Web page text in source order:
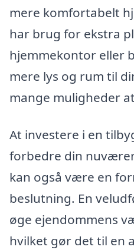
mere komfortabelt
har brug for ekstra
hjemmekontor eller
mere lys og rum til
mange muligheder
At investere i en
forbedre din
kan også være en
beslutning. En
øge ejendommens
hvilket gør det til en